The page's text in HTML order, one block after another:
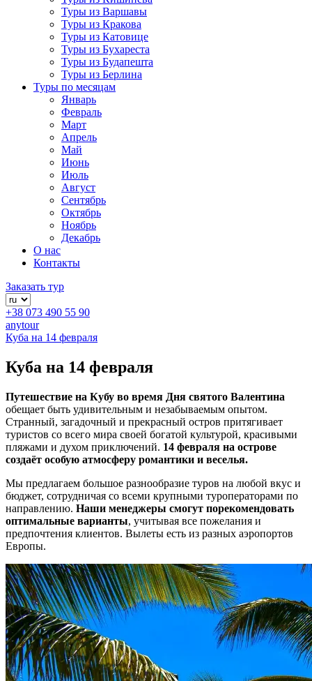
Туры из Варшавы
Туры из Кракова
Туры из Катовице
Туры из Бухареста
Туры из Будапешта
Туры из Берлина
Туры по месяцам
Январь
Февраль
Март
Апрель
Май
Июнь
Июль
Август
Сентябрь
Октябрь
Ноябрь
Декабрь
О нас
Контакты
Заказать тур
+38 073 490 55 90
anytour
Куба на 14 февраля
Куба на 14 февраля
Путешествие на Кубу во время Дня святого Валентина
обещает быть удивительным и незабываемым опытом.
Странный, загадочный и прекрасный остров притягивает
туристов со всего мира своей богатой культурой, красивыми
пляжами и духом приключений. 14 февраля на острове
создаёт особую атмосферу романтики и веселья.
Мы предлагаем большое разнообразие туров на любой вкус и
бюджет, сотрудничая со всеми крупными туроператорами по
направлению. Наши менеджеры смогут порекомендовать
оптимальные варианты, учитывая все пожелания и
предпочтения клиентов. Вылеты есть из разных аэропортов
Европы.